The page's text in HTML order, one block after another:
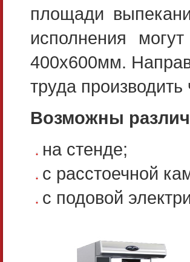
площади
исполнения
400х600мм.
труда производить
Возможны
на стенде;
с расстоечной
с подовой